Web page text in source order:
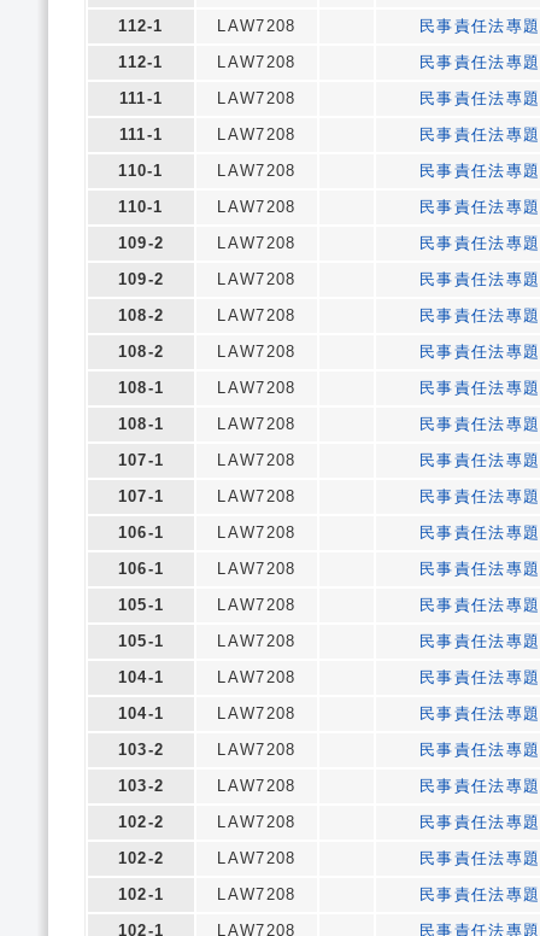
112-1
LAW7208
民事責任法專
112-1
LAW7208
民事責任法專
111-1
LAW7208
民事責任法專
111-1
LAW7208
民事責任法專
110-1
LAW7208
民事責任法專
110-1
LAW7208
民事責任法專
109-2
LAW7208
民事責任法專
109-2
LAW7208
民事責任法專
108-2
LAW7208
民事責任法專
108-2
LAW7208
民事責任法專
108-1
LAW7208
民事責任法專
108-1
LAW7208
民事責任法專
107-1
LAW7208
民事責任法專
107-1
LAW7208
民事責任法專
106-1
LAW7208
民事責任法專
106-1
LAW7208
民事責任法專
105-1
LAW7208
民事責任法專
105-1
LAW7208
民事責任法專
104-1
LAW7208
民事責任法專
104-1
LAW7208
民事責任法專
103-2
LAW7208
民事責任法專
103-2
LAW7208
民事責任法專
102-2
LAW7208
民事責任法專
102-2
LAW7208
民事責任法專
102-1
LAW7208
民事責任法專
102-1
LAW7208 民事責任法專